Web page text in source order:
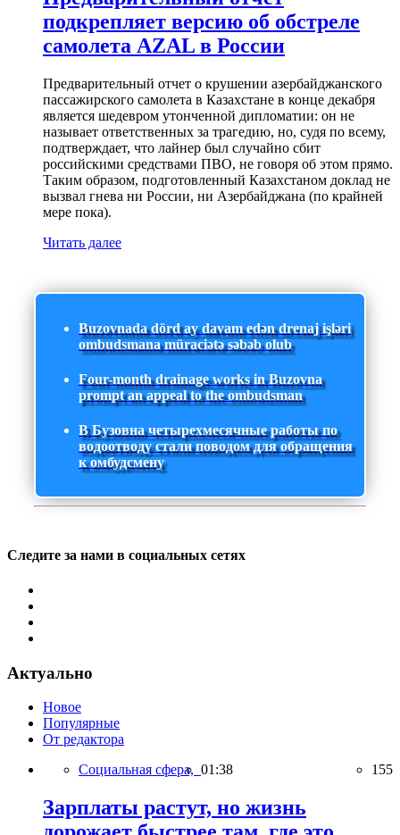
подкрепляет версию об обстреле
самолета AZAL в России
Предварительный отчет о крушении азербайджанского
пассажирского самолета в Казахстане в конце декабря
является шедевром утонченной дипломатии: он не
называет ответственных за трагедию, но, судя по всему,
подтверждает, что лайнер был случайно сбит
российскими средствами ПВО, не говоря об этом прямо.
Таким образом, подготовленный Казахстаном доклад не
вызвал гнева ни России, ни Азербайджана (по крайней
мере пока).
Читать далее
Buzovnada dörd ay davam edən drenaj işləri
ombudsmana müraciətə səbəb olub
Four-month drainage works in Buzovna
prompt an appeal to the ombudsman
В Бузовна четырехмесячные работы по
водоотводу стали поводом для обращения
к омбудсмену
Следите за нами в социальных сетях
Актуально
Новое
Популярные
От редактора
Социальная сфера, 01:38 155
Зарплаты растут, но жизнь